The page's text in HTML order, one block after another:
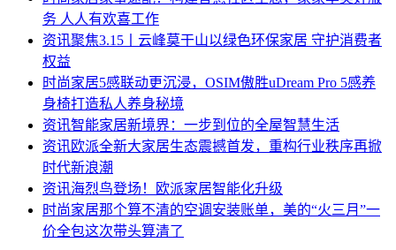
务 人人有欢喜工作​
资讯聚焦3.15丨云峰莫干山以绿色环保家居 守护消费者
权益
时尚家居5感联动更沉浸，OSIM傲胜uDream Pro 5感养
身椅打造私人养身秘境
资讯智能家居新境界：一步到位的全屋智慧生活
资讯欧派全新大家居生态震撼首发，重构行业秩序再掀
时代新浪潮
资讯海烈鸟登场！欧派家居智能化升级
时尚家居那个算不清的空调安装账单，美的“火三月”一
价全包这次带头算清了